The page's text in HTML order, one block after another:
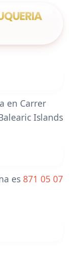
en Carrer
Islands
es 871 05 07